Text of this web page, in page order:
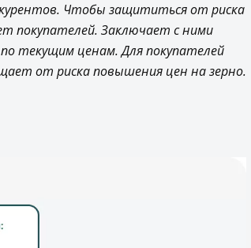
Чтобы защититься от риска
покупателей. Заключает с ними
текущим ценам. Для покупателей
от риска повышения цен на зерно.